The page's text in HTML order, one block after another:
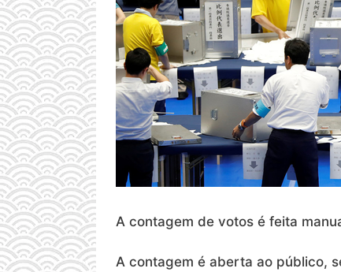
A contagem de votos é feita
A contagem é aberta ao público,